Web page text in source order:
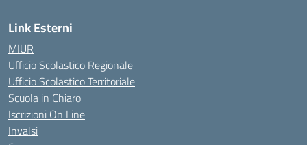
Link Esterni
MIUR
Ufficio Scolastico Regionale
Ufficio Scolastico Territoriale
Scuola in Chiaro
Iscrizioni On Line
Invalsi